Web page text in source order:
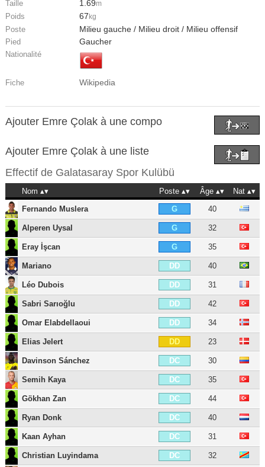
Taille 1.69m
Poids 67 kg
Poste Milieu gauche / Milieu droit / Milieu offensif
Pied Gaucher
Nationalité
Fiche Wikipedia
Ajouter Emre Çolak à une compo
Ajouter Emre Çolak à une liste
Effectif de Galatasaray Spor Kulübü
Nom Poste Âge
Nat
Fernando Muslera
G 40
Alperen Uysal G 32
Eray İşcan G 35
Mariano DD 40
Léo Dubois DD 31
Sabri Sarıoğlu DD 42
Omar Elabdellaoui DD 34
Elias Jelert DD 23
Davinson Sánchez DC 30
Semih Kaya DC 35
Gökhan Zan DC 44
Ryan Donk DC 40
Kaan Ayhan DC 31
Christian Luyindama DC 32